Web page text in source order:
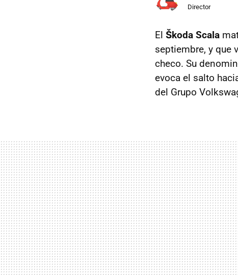
Director
El Škoda Scala
septiembre, y que
checo. Su
evoca el salto
del Grupo